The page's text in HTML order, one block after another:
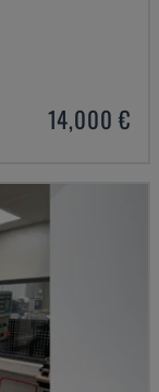
14,000 €